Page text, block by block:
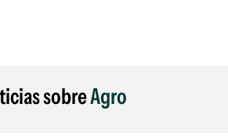
sobreAgro